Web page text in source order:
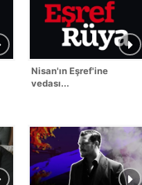
Nisan'ın Eşref'ine
vedası...